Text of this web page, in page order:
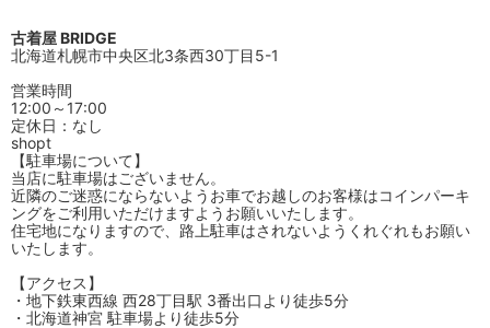
古着屋 BRIDGE
北海道札幌市中央区北3条西30丁目5-1
営業時間
12:00～17:00
定休日：なし
shopt
【駐車場について】
当店に駐車場はございません。
近隣のご迷惑にならないようお車でお越しのお客様はコインパーキ
ングをご利用いただけますようお願いいたします。
住宅地になりますので、路上駐車はされないようくれぐれもお願い
いたします。
【アクセス】
・地下鉄東西線 西28丁目駅 3番出口より徒歩5分
・北海道神宮 駐車場より徒歩5分